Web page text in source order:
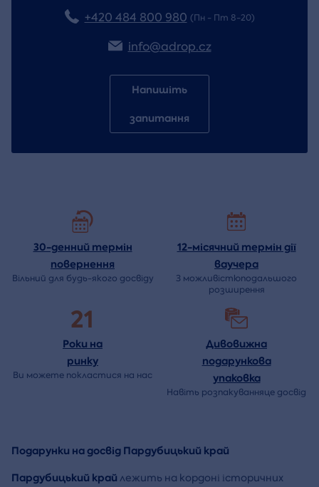
+420 484 800 980 (Пн - Пт 8-20)
info@adrop.cz
Напишіть
запитання
30-денний термін
повернення
Вільний для будь-якого досвіду
12-місячний термін дії
ваучера
З можливістюподальшого
розширення
21
Роки на
ринку
Ви можете покластися на нас
Дивовижна
подарункова
упаковка
Навіть розпакуванняце досвід
Подарунки на досвід Пардубицький край
Пардубицький край лежить на кордоні історичних